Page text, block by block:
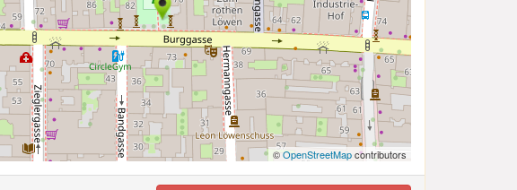
©OpenStreetMapcontributors